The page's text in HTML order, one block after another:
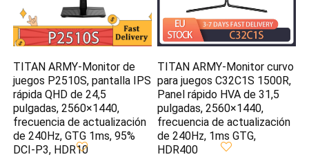
TITAN ARMY-Monitor de
juegos P2510S, pantalla IPS
rápida QHD de 24,5
pulgadas, 2560×1440,
frecuencia de actualización
de 240Hz, GTG 1ms, 95%
DCI-P3, HDR10
TITAN ARMY-Monitor curvo
para juegos C32C1S 1500R,
Panel rápido HVA de 31,5
pulgadas, 2560×1440,
frecuencia de actualización
de 240Hz, 1ms GTG,
HDR400